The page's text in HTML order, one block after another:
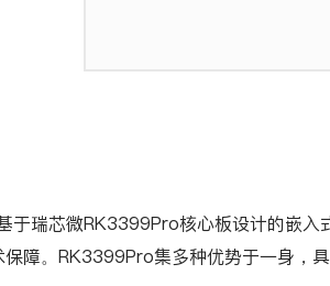
瑞芯微RK3399Pro核心板设计的嵌入
障。RK3399Pro集多种优势于一身，